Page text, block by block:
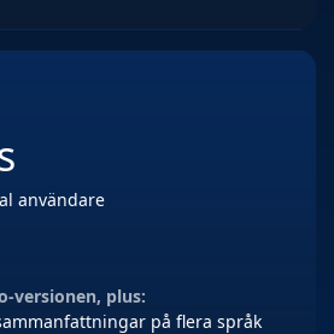
användare
versionen, plus:
på flera språk